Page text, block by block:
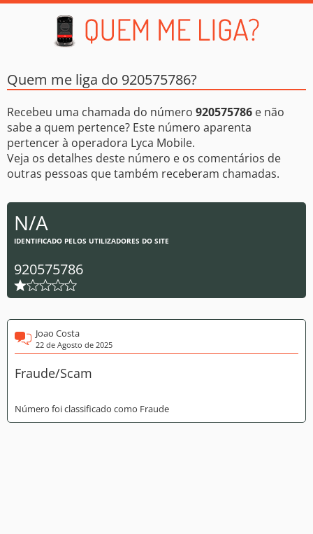
Quem me liga do 920575786?
Recebeu uma chamada do número 920575786 e não
sabe a quem pertence? Este número aparenta
pertencer à operadora Lyca Mobile.
Veja os detalhes deste número e os comentários de
outras pessoas que também receberam chamadas.
N/A
IDENTIFICADO PELOS UTILIZADORES DO SITE
920575786
Joao Costa
22 de Agosto de 2025
Fraude/Scam
Número foi classificado como Fraude